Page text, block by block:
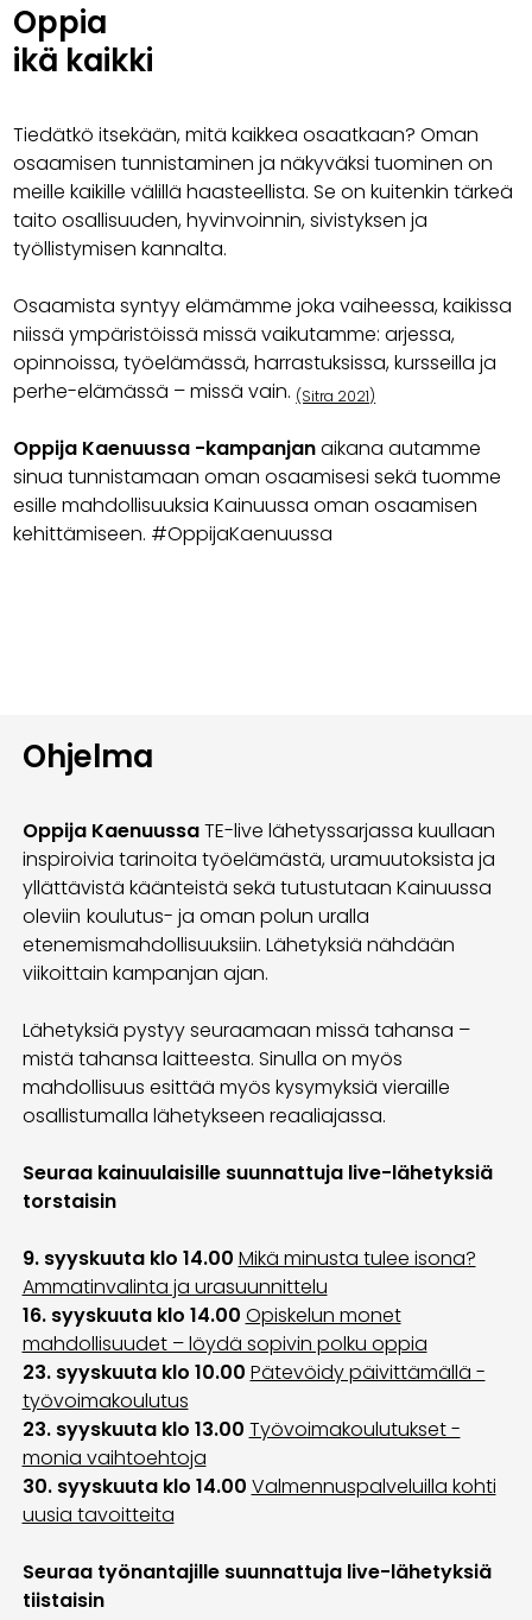
Oppia
ikä kaikki
Tiedätkö itsekään, mitä kaikkea osaatkaan? Oman
osaamisen tunnistaminen ja näkyväksi tuominen on
meille kaikille välillä haasteellista. Se on kuitenkin tärkeä
taito osallisuuden, hyvinvoinnin, sivistyksen ja
työllistymisen kannalta.
Osaamista syntyy elämämme joka vaiheessa, kaikissa
niissä ympäristöissä missä vaikutamme: arjessa,
opinnoissa, työelämässä, harrastuksissa, kursseilla ja
perhe-elämässä – missä vain. (Sitra 2021)
Oppija Kaenuussa -kampanjanaikana autamme
sinua tunnistamaan oman osaamisesi sekä tuomme
esille mahdollisuuksia Kainuussa oman osaamisen
kehittämiseen. #OppijaKaenuussa
Ohjelma
Oppija KaenuussaTE-live lähetyssarjassa kuullaan
inspiroivia tarinoita työelämästä, uramuutoksista ja
yllättävistä käänteistä sekä tutustutaan Kainuussa
oleviin koulutus- ja oman polun uralla
etenemismahdollisuuksiin. Lähetyksiä nähdään
viikoittain kampanjan ajan.
Lähetyksiä pystyy seuraamaan missä tahansa –
mistä tahansa laitteesta. Sinulla on myös
mahdollisuus esittää myös kysymyksiä vieraille
osallistumalla lähetykseen reaaliajassa.
Seuraa kainuulaisille suunnattuja live-lähetyksiä
torstaisin
9. syyskuuta klo 14.00 Mikä minusta tulee isona?
Ammatinvalinta ja urasuunnittelu
16. syyskuuta klo 14.00 Opiskelun monet
mahdollisuudet – löydä sopivin polku oppia
23. syyskuuta klo 10.00 Pätevöidy päivittämällä -
työvoimakoulutus
23. syyskuuta klo 13.00 Työvoimakoulutukset -
monia vaihtoehtoja
30. syyskuuta klo 14.00 Valmennuspalveluilla kohti
uusia tavoitteita
Seuraa työnantajille suunnattuja live-lähetyksiä
tiistaisin